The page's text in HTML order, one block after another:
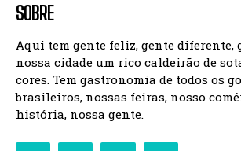
SOBRE
Aqui tem gente feliz, gente diferente,
nossa cidade um rico caldeirão de
cores. Tem gastronomia de todos os
brasileiros, nossas feiras, nosso
história, nossa gente.